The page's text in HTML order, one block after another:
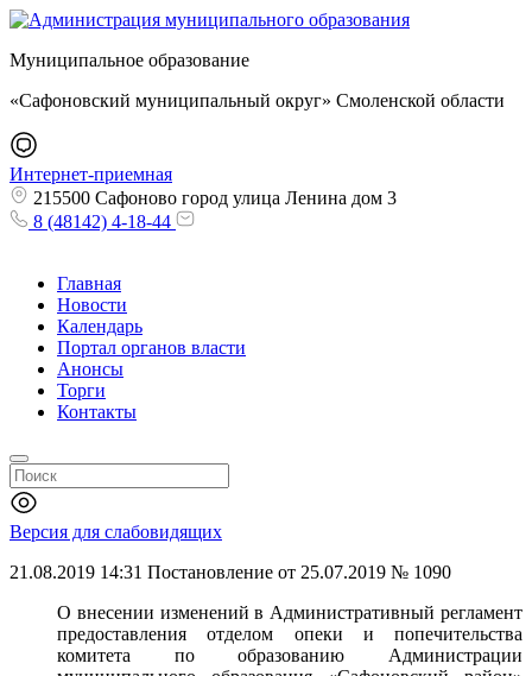
Муниципальное образование
«Сафоновский муниципальный округ» Смоленской области
Интернет-приемная
215500 Сафоново город улица Ленина дом 3
8 (48142) 4-18-44
Главная
Новости
Календарь
Портал органов власти
Анонсы
Торги
Контакты
Версия для слабовидящих
21.08.2019 14:31 Постановление от 25.07.2019 № 1090
О внесении изменений в Административный регламент
предоставления отделом опеки и попечительства
комитета по образованию Администрации